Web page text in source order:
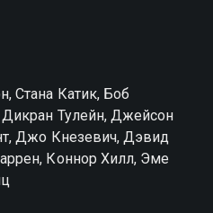
Стана Катик, Боб
Тулейн, Джейсон
Джо Кнезевич, Дэвид
Коннор Хилл, Эме